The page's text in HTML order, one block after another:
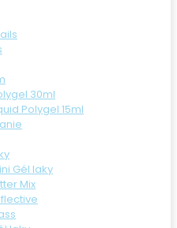
30ml
Polygel 15ml
Gél laky
Mix